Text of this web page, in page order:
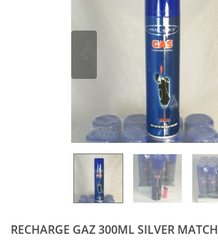
RECHARGE GAZ 300ML SILVER MATCH